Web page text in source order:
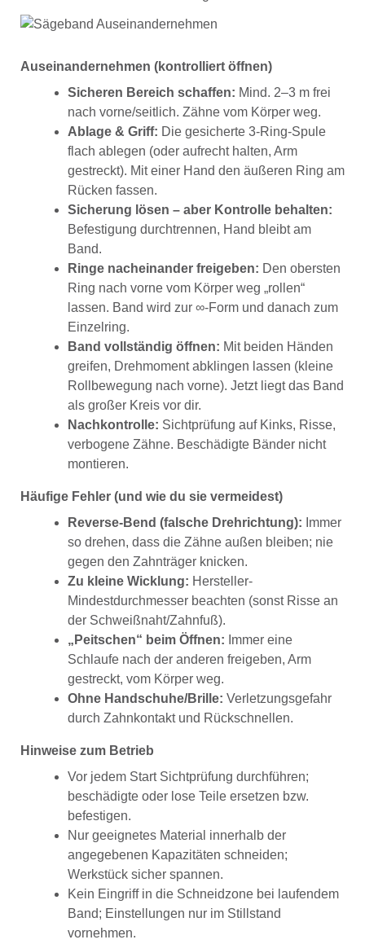
Auseinandernehmen (kontrolliert öffnen)
Sicheren Bereich schaffen: Mind. 2–3 m frei
nach vorne/seitlich. Zähne vom Körper weg.
Ablage & Griff: Die gesicherte 3-Ring-Spule
flach ablegen (oder aufrecht halten, Arm
gestreckt). Mit einer Hand den äußeren Ring am
Rücken fassen.
Sicherung lösen – aber Kontrolle behalten:
Befestigung durchtrennen, Hand bleibt am
Band.
Ringe nacheinander freigeben: Den obersten
Ring nach vorne vom Körper weg „rollen“
lassen. Band wird zur ∞-Form und danach zum
Einzelring.
Band vollständig öffnen: Mit beiden Händen
greifen, Drehmoment abklingen lassen (kleine
Rollbewegung nach vorne). Jetzt liegt das Band
als großer Kreis vor dir.
Nachkontrolle: Sichtprüfung auf Kinks, Risse,
verbogene Zähne. Beschädigte Bänder nicht
montieren.
Häufige Fehler (und wie du sie vermeidest)
Reverse-Bend (falsche Drehrichtung): Immer
so drehen, dass die Zähne außen bleiben; nie
gegen den Zahnträger knicken.
Zu kleine Wicklung: Hersteller-
Mindestdurchmesser beachten (sonst Risse an
der Schweißnaht/Zahnfuß).
„Peitschen“ beim Öffnen: Immer eine
Schlaufe nach der anderen freigeben, Arm
gestreckt, vom Körper weg.
Ohne Handschuhe/Brille: Verletzungsgefahr
durch Zahnkontakt und Rückschnellen.
Hinweise zum Betrieb
Vor jedem Start Sichtprüfung durchführen;
beschädigte oder lose Teile ersetzen bzw.
befestigen.
Nur geeignetes Material innerhalb der
angegebenen Kapazitäten schneiden;
Werkstück sicher spannen.
Kein Eingriff in die Schneidzone bei laufendem
Band; Einstellungen nur im Stillstand
vornehmen.